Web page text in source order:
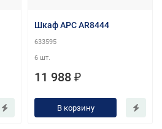
Шкаф APC AR8444
633595
6 шт.
11 988 ₽
В корзину